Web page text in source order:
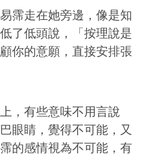
霈走在她旁邊，像是知
了低頭說，「按理說是
你的意願，直接安排張
，有些意味不用言說
眼睛，覺得不可能，又
的感情視為不可能，有